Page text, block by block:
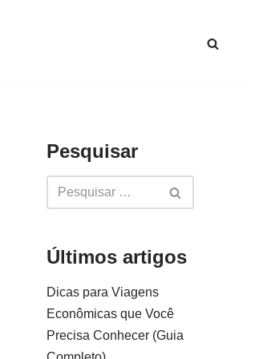
Pesquisar
Últimos artigos
Dicas para Viagens
Econômicas que Você
Precisa Conhecer (Guia